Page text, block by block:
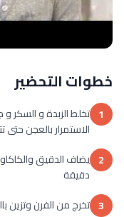
خطوات التحضير
1 تخلط الزبدة و السكر و
الاستمرار بالعجن
2
دقيقة
3 تخرج من الفرن وتزين